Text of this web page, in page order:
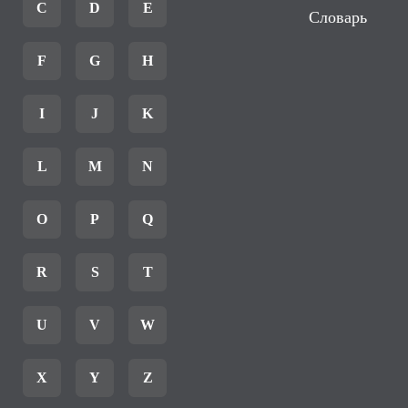
C D E
F G H
I J K
L M N
O P Q
R S T
U V W
X Y Z
Словарь